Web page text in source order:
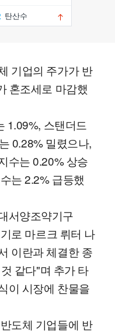
기업의 주가가 반
혼조세로 마감했
1.09%, 스탠더드
0.28% 밀렸으나,
수는 0.20% 상승
는 2.2% 급등했
서양조약기구
로 마르크 뤼터 나
이란과 체결한 종
같다"며 추가 타
이 시장에 찬물을
도체 기업들에 반